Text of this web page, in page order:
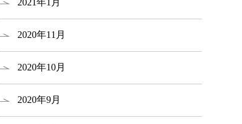
2021年1月
2020年11月
2020年10月
2020年9月